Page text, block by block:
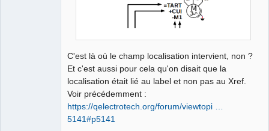
C'est là où le champ localisation intervient, non ?
Et c'est aussi pour cela qu'on disait que la
localisation était lié au label et non pas au Xref.
Voir précédemment :
https://qelectrotech.org/forum/viewtopi …
5141#p5141